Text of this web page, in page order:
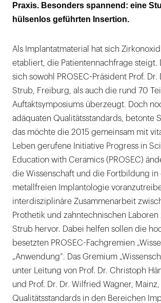
Praxis. Besonders spannend: eine
hülsenlos geführten Insertion.
Als Implantatmaterial hat sich
etabliert, die Patientennachfrage steigt.
sich sowohl PROSEC-Präsident Prof. Dr.
Strub, Freiburg, als auch die rund 70
Auftaktsymposiums überzeugt. Doch
adäquaten Qualitätsstandards, betonte
das möchte die 2015 gemeinsam mit
Leben gerufene Initiative Progress in
Education with Ceramics (PROSEC)
die Wissenschaft und die Fortbildung in
metallfreien Implantologie
interdisziplinäre Zusammenarbeit
Prothetik und zahntechnischen
Strub hervor. Dabei helfen sollen die
besetzten PROSEC-Fachgremien
„Anwendung“. Das Gremium
unter Leitung von Prof. Dr. Christoph
und Prof. Dr. Dr. Wilfried Wagner, Mainz,
Qualitätsstandards in den Bereichen